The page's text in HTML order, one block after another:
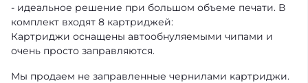
- идеальное решение при большом объеме печати. В
комплект входят 8 картриджей:
Картриджи оснащены автообнуляемыми чипами и
очень просто заправляются.
Мы продаем не заправленные чернилами картриджи.